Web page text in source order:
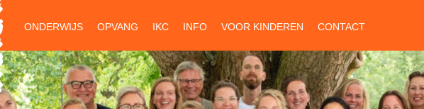
ONDERWIJS OPVANG IKC INFO VOOR KINDEREN CONTACT